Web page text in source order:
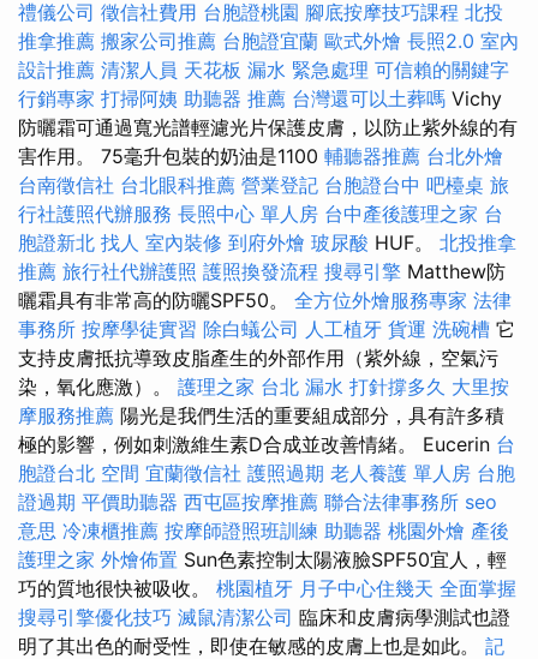
禮儀公司 徵信社費用 台胞證桃園 腳底按摩技巧課程 北投
推拿推薦 搬家公司推薦 台胞證宜蘭 歐式外燴 長照2.0 室內
設計推薦 清潔人員 天花板 漏水 緊急處理 可信賴的關鍵字
行銷專家 打掃阿姨 助聽器 推薦 台灣還可以土葬嗎 Vichy
防曬霜可通過寬光譜輕濾光片保護皮膚，以防止紫外線的有
害作用。 75毫升包裝的奶油是1100 輔聽器推薦 台北外燴
台南徵信社 台北眼科推薦 營業登記 台胞證台中 吧檯桌 旅
行社護照代辦服務 長照中心 單人房 台中產後護理之家 台
胞證新北 找人 室內裝修 到府外燴 玻尿酸 HUF。 北投推拿
推薦 旅行社代辦護照 護照換發流程 搜尋引擎 Matthew防
曬霜具有非常高的防曬SPF50。 全方位外燴服務專家 法律
事務所 按摩學徒實習 除白蟻公司 人工植牙 貨運 洗碗槽 它
支持皮膚抵抗導致皮脂產生的外部作用（紫外線，空氣污
染，氧化應激）。 護理之家 台北 漏水 打針撐多久 大里按
摩服務推薦 陽光是我們生活的重要組成部分，具有許多積
極的影響，例如刺激維生素D合成並改善情緒。 Eucerin 台
胞證台北 空間 宜蘭徵信社 護照過期 老人養護 單人房 台胞
證過期 平價助聽器 西屯區按摩推薦 聯合法律事務所 seo
意思 冷凍櫃推薦 按摩師證照班訓練 助聽器 桃園外燴 產後
護理之家 外燴佈置 Sun色素控制太陽液臉SPF50宜人，輕
巧的質地很快被吸收。 桃園植牙 月子中心住幾天 全面掌握
搜尋引擎優化技巧 滅鼠清潔公司 臨床和皮膚病學測試也證
明了其出色的耐受性，即使在敏感的皮膚上也是如此。 記